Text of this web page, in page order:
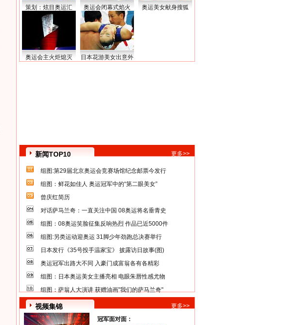
策划：炫目奥运汇 奥运会闭幕式焰火 奥运美女献身搜狐
奥运会主火炬熄灭 日本花游美女出意外
新闻TOP10 更多>>
组图:第29届北京奥运会竞赛场馆纪念邮票今发行
组图：鲜花如佳人 奥运冠军中的“第二眼美女”
曾庆红简历
对话萨马兰奇：一直关注中国 08奥运将名垂青史
组图：08奥运笑脸征集反响热烈 作品已近5000件
组图:另类运动迎奥运 31脚少年劲跑总决赛举行
日本发行《35号投手温家宝》 披露访日故事(图)
奥运冠军出路大不同 入豪门成富翁各有各精彩
组图：日本奥运美女主播亮相 电眼朱唇性感尤物
组图：萨翁人大演讲 获赠油画"我们的萨马兰奇"
视频集锦 更多>>
冠军面对面：